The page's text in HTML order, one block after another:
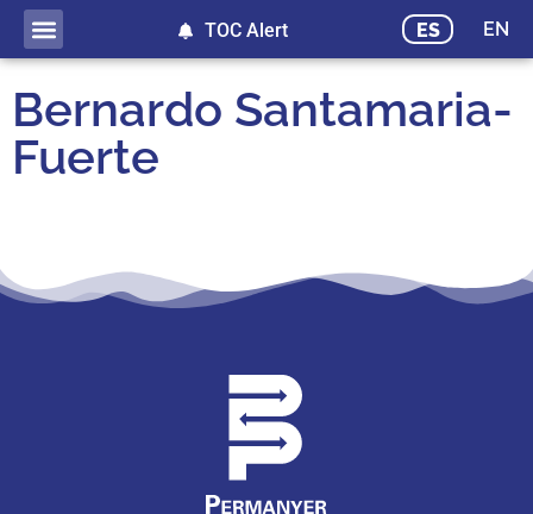
ES EN
TOC Alert
Bernardo Santamaria-
Fuerte